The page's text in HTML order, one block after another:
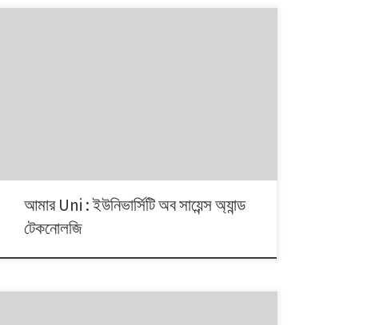
আমার Uni : ইউনিভার্সিটি অব সায়েন্স অ্যান্ড
টেকনোলজি